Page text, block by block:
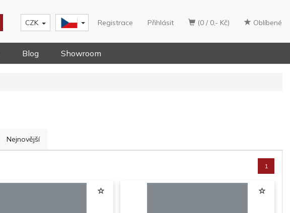
(0 / 0,- Kč) Oblíbené
Registrace Přihlásit
CZK
Blog Showroom
Nejnovější
1